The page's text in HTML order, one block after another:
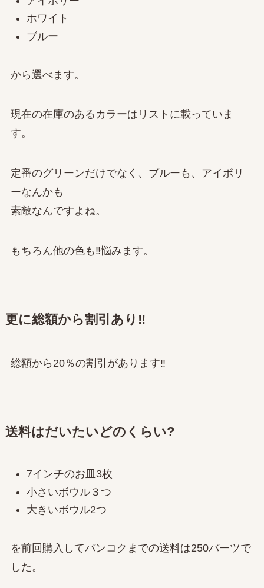
ホワイト
ブルー
から選べます。
現在の在庫のあるカラーはリストに載っていま
す。
定番のグリーンだけでなく、ブルーも、アイボリ
ーなんかも
素敵なんですよね。
もちろん他の色も‼悩みます。
更に総額から割引あり‼
総額から20％の割引があります‼
送料はだいたいどのくらい?
7インチのお皿3枚
小さいボウル３つ
大きいボウル2つ
を前回購入してバンコクまでの送料は250バーツで
した。